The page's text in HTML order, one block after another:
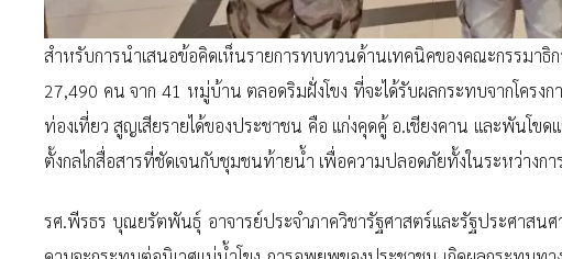
สำหรับการนำเสนอข้อคิดเห็นรายการทบทวนด้านเทคนิคของคณะกรร
27,490 คน จาก 41 หมู่บ้าน ตลอดริมฝั่งโขง ที่จะได้รับผลกระทบจากโครง
ท่องเที่ยว สูญเสียรายได้ของประชาชน คือ แก่งคุดคู้ อ.เชียงคาน และพันโ
ตั้งกลไกสื่อสารที่ชัดเจนกับชุมชนท้ายน้ำ เพื่อความปลอดภัยทั้งในระหว่างกา
รศ.พีรธร บุณยรัตพันธุ์ อาจารย์ประจำภาควิชารัฐศาสตร์และรัฐประศาสน